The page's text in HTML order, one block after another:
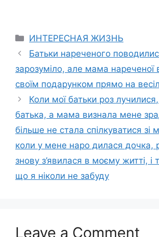
Categories
ИНТЕРЕСНАЯ ЖИЗНЬ
Батьки нареченого
зарозуміло, але мама нареченої
своїм подарунком прямо на
Коли мої батьки роз
батька, а мама визнала мене
більше не стала спілкуватися зі
коли у мене наро дилася дочка,
знову з’явилася в моєму житті, і
що я ніколи не забуду
Leave a Comment